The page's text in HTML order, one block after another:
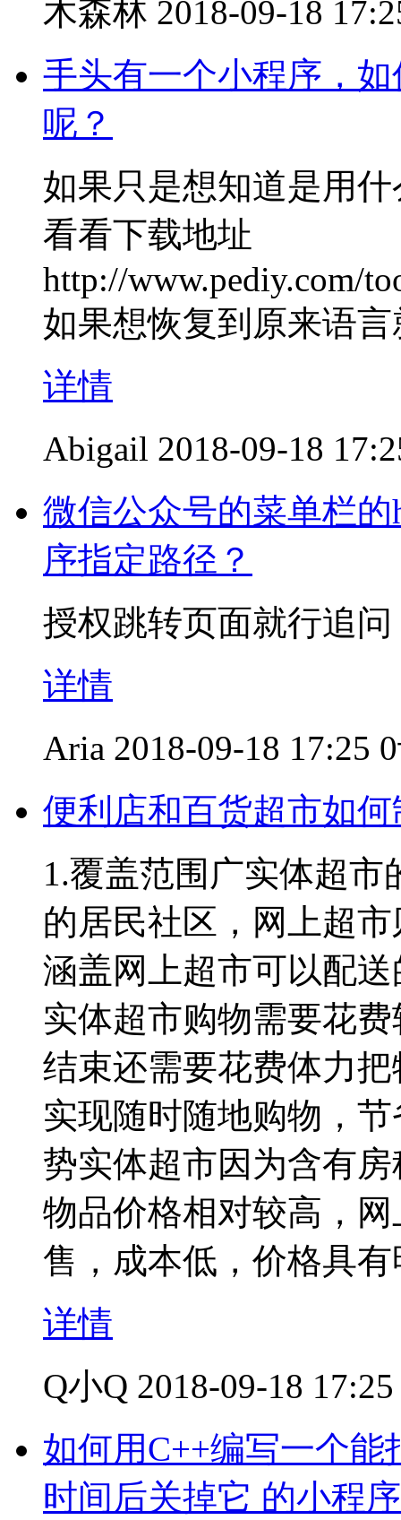
木森林 2018-09-18
手头有一个小程序，
呢？
如果只是想知道是用
看看下载地址
http://www.pediy.com/
如果想恢复到原来语
详情
Abigail 2018-09-18
微信公众号的菜单栏
序指定路径？
授权跳转页面就行追问
详情
Aria 2018-09-18 17:25
便利店和百货超市如
1.覆盖范围广实体超
的居民社区，网上超
涵盖网上超市可以配
实体超市购物需要花
结束还需要花费体力
实现随时随地购物，
势实体超市因为含有
物品价格相对较高，
售，成本低，价格具
详情
Q小Q 2018-09-18 17:25
如何用C++编写一个
时间后关掉它 的小程